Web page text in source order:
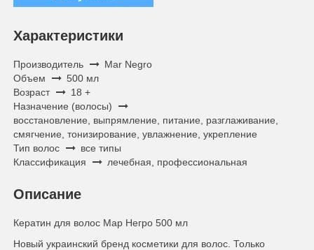
Характеристики
Производитель
Mar Negro
Объем
500 мл
Возраст
18 +
Назначение (волосы)
восстановление, выпрямление, питание, разглаживание,
смягчение, тонизирование, увлажнение, укрепление
Тип волос
все типы
Классификация
лечебная, профессиональная
Описание
Кератин для волос Мар Негро 500 мл
Новый украинский бренд косметики для волос. Только